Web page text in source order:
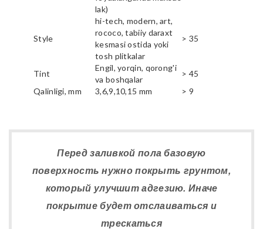
lak)
Style
hi-tech, modern, art,
rococo, tabiiy daraxt
kesmasi ostida yoki
tosh plitkalar
> 35
Tint
Engil, yorqin, qorong'i
va boshqalar
> 45
Qalinligi, mm
3,6,9,10,15 mm > 9
Перед заливкой пола базовую
поверхность нужно покрыть грунтом,
который улучшит адгезию. Иначе
покрытие будет отслаиваться и
трескаться